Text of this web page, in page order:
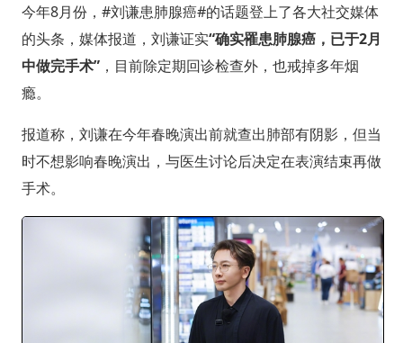
今年8月份，#刘谦患肺腺癌#的话题登上了各大社交媒体
的头条，媒体报道，刘谦证实“确实罹患肺腺癌，已于2月
中做完手术”，目前除定期回诊检查外，也戒掉多年烟
瘾。
报道称，刘谦在今年春晚演出前就查出肺部有阴影，但当
时不想影响春晚演出，与医生讨论后决定在表演结束再做
手术。